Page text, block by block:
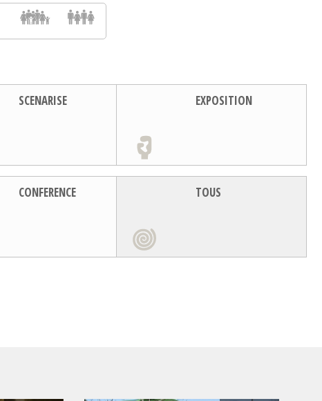
SCENARISE EXPOSITION
CONFERENCE TOUS